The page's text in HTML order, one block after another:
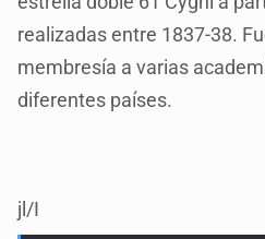
realizadas entre 1837-38.
membresía a varias
diferentes países.
jl/I